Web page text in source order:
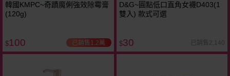
韓國KMPC~奇蹟魔俐強效除霉膏
(120g)
$100 已銷售1.2萬
D&G~圓點低口直角女襪D403(1
雙入) 款式可選
$30 已銷售2,140